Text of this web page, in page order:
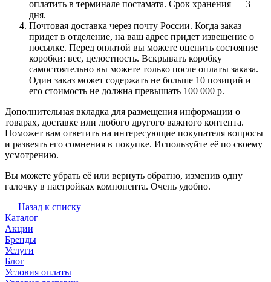
оплатить в терминале постамата. Срок хранения — 3
дня.
Почтовая доставка через почту России. Когда заказ
придет в отделение, на ваш адрес придет извещение о
посылке. Перед оплатой вы можете оценить состояние
коробки: вес, целостность. Вскрывать коробку
самостоятельно вы можете только после оплаты заказа.
Один заказ может содержать не больше 10 позиций и
его стоимость не должна превышать 100 000 р.
Дополнительная вкладка для размещения информации о
товарах, доставке или любого другого важного контента.
Поможет вам ответить на интересующие покупателя вопросы
и развеять его сомнения в покупке. Используйте её по своему
усмотрению.
Вы можете убрать её или вернуть обратно, изменив одну
галочку в настройках компонента. Очень удобно.
Назад к списку
Каталог
Акции
Бренды
Услуги
Блог
Условия оплаты